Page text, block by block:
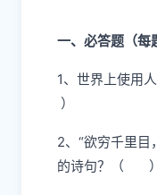
一、必答题（每
1、世界上使用
）
2、“欲穷千里目
的诗句？（ ）